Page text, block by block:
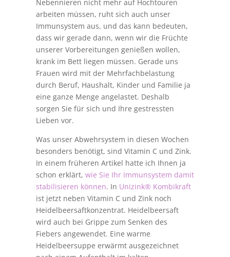
Nebennieren nicht mehr auf Hochtouren
arbeiten müssen, ruht sich auch unser
Immunsystem aus, und das kann bedeuten,
dass wir gerade dann, wenn wir die Früchte
unserer Vorbereitungen genießen wollen,
krank im Bett liegen müssen. Gerade uns
Frauen wird mit der Mehrfachbelastung
durch Beruf, Haushalt, Kinder und Familie ja
eine ganze Menge angelastet. Deshalb
sorgen Sie für sich und Ihre gestressten
Lieben vor.
Was unser Abwehrsystem in diesen Wochen
besonders benötigt, sind Vitamin C und Zink.
In einem früheren Artikel hatte ich Ihnen ja
schon erklärt, wie Sie Ihr Immunsystem damit
stabilisieren können. In Unizink® Kombikraft
ist jetzt neben Vitamin C und Zink noch
Heidelbeersaftkonzentrat. Heidelbeersaft
wird auch bei Grippe zum Senken des
Fiebers angewendet. Eine warme
Heidelbeersuppe erwärmt ausgezeichnet